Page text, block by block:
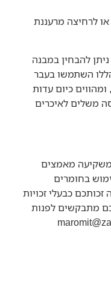
לרחיצה מרעננת
לאורך הדרך בין Leikanger ו- Hella ניתן להבחין במבנה
השתמשו בעבר
כיום עדות
משלים לאיכרים
מאמצים
בחומרים
כבעלי זכויות
מתבקשים לפנות